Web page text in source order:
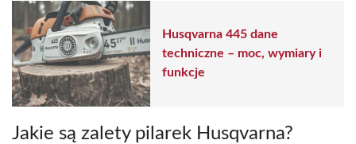
Husqvarna 445 dane
techniczne – moc, wymiary i
funkcje
Jakie są zalety pilarek Husqvarna?